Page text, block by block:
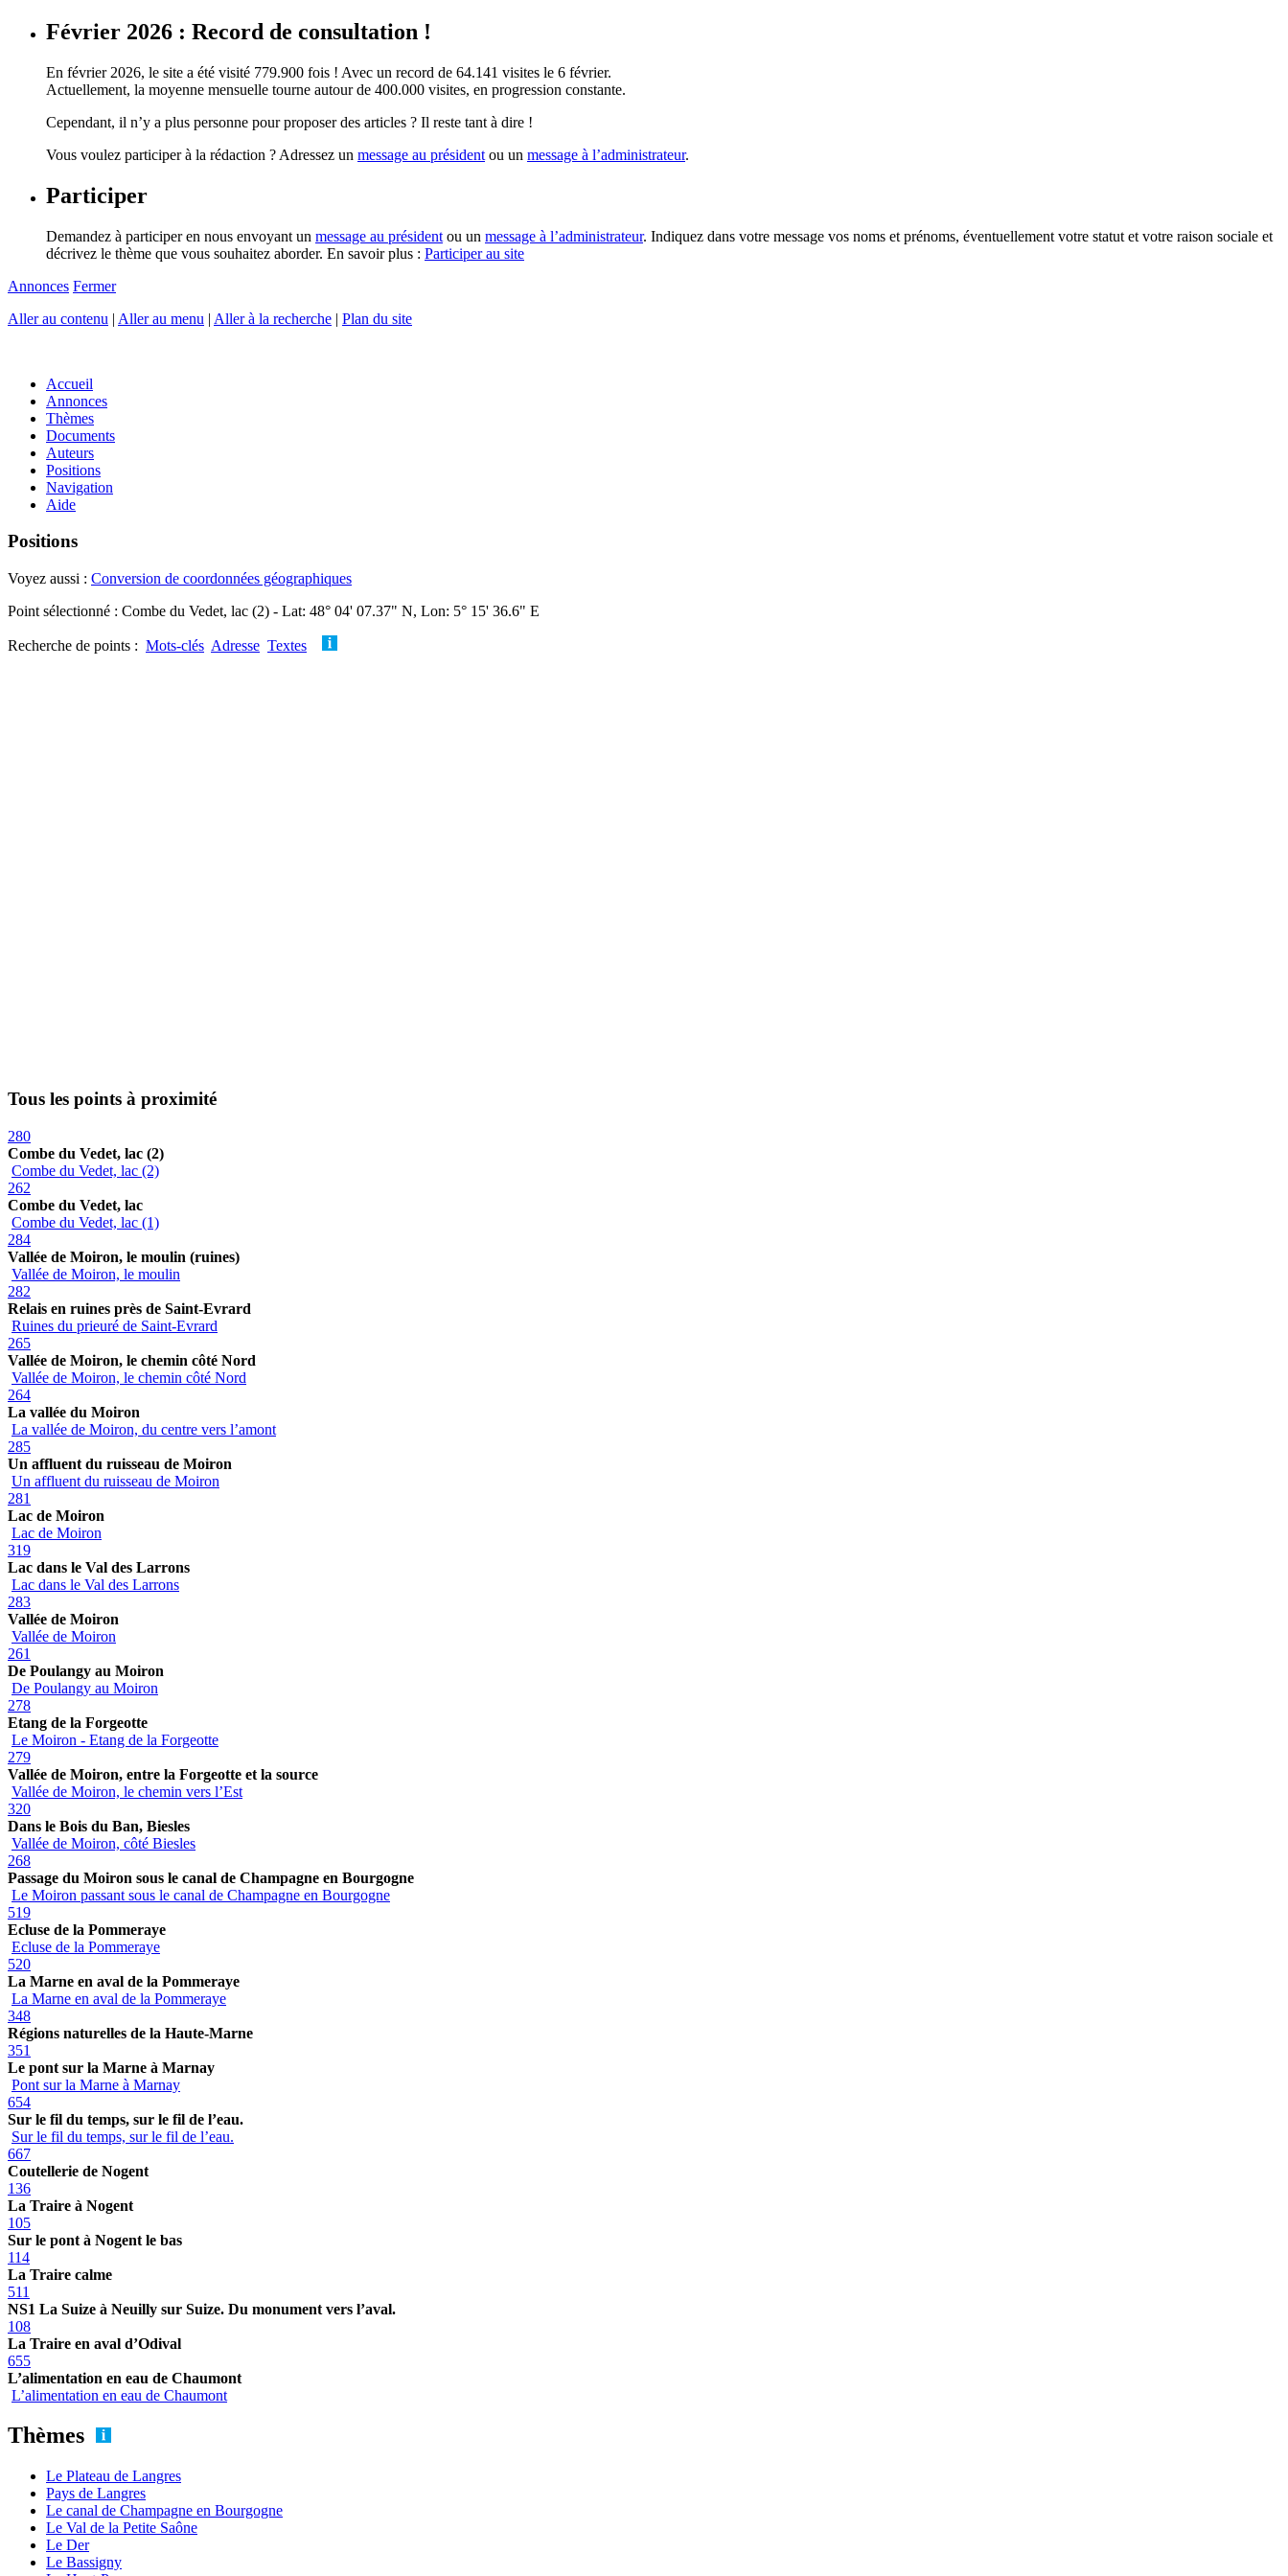
Février 2026 : Record de consultation !
En février 2026, le site a été visité 779.900 fois ! Avec un record de 64.141 visites le 6 février.
Actuellement, la moyenne mensuelle tourne autour de 400.000 visites, en progression constante.
Cependant, il n’y a plus personne pour proposer des articles ? Il reste tant à dire !
Vous voulez participer à la rédaction ? Adressez un message au président ou un message à l’administrateur.
Participer
Demandez à participer en nous envoyant un message au président ou un message à l’administrateur. Indiquez dans votre message vos noms et prénoms, éventuellement votre statut et votre raison sociale et
décrivez le thème que vous souhaitez aborder. En savoir plus : Participer au site
Annonces Fermer
Aller au contenu | Aller au menu | Aller à la recherche | Plan du site
Accueil
Annonces
Thèmes
Documents
Auteurs
Positions
Navigation
Aide
Positions
Voyez aussi : Conversion de coordonnées géographiques
Point sélectionné : Combe du Vedet, lac (2) - Lat: 48° 04' 07.37" N, Lon: 5° 15' 36.6" E
Recherche de points : Mots-clés Adresse Textes
Tous les points à proximité
280
Combe du Vedet, lac (2)
Combe du Vedet, lac (2)
262
Combe du Vedet, lac
Combe du Vedet, lac (1)
284
Vallée de Moiron, le moulin (ruines)
Vallée de Moiron, le moulin
282
Relais en ruines près de Saint-Evrard
Ruines du prieuré de Saint-Evrard
265
Vallée de Moiron, le chemin côté Nord
Vallée de Moiron, le chemin côté Nord
264
La vallée du Moiron
La vallée de Moiron, du centre vers l’amont
285
Un affluent du ruisseau de Moiron
Un affluent du ruisseau de Moiron
281
Lac de Moiron
Lac de Moiron
319
Lac dans le Val des Larrons
Lac dans le Val des Larrons
283
Vallée de Moiron
Vallée de Moiron
261
De Poulangy au Moiron
De Poulangy au Moiron
278
Etang de la Forgeotte
Le Moiron - Etang de la Forgeotte
279
Vallée de Moiron, entre la Forgeotte et la source
Vallée de Moiron, le chemin vers l’Est
320
Dans le Bois du Ban, Biesles
Vallée de Moiron, côté Biesles
268
Passage du Moiron sous le canal de Champagne en Bourgogne
Le Moiron passant sous le canal de Champagne en Bourgogne
519
Ecluse de la Pommeraye
Ecluse de la Pommeraye
520
La Marne en aval de la Pommeraye
La Marne en aval de la Pommeraye
348
Régions naturelles de la Haute-Marne
351
Le pont sur la Marne à Marnay
Pont sur la Marne à Marnay
654
Sur le fil du temps, sur le fil de l’eau.
Sur le fil du temps, sur le fil de l’eau.
667
Coutellerie de Nogent
136
La Traire à Nogent
105
Sur le pont à Nogent le bas
114
La Traire calme
511
NS1 La Suize à Neuilly sur Suize. Du monument vers l’aval.
108
La Traire en aval d’Odival
655
L’alimentation en eau de Chaumont
L’alimentation en eau de Chaumont
Thèmes
Le Plateau de Langres
Pays de Langres
Le canal de Champagne en Bourgogne
Le Val de la Petite Saône
Le Der
Le Bassigny